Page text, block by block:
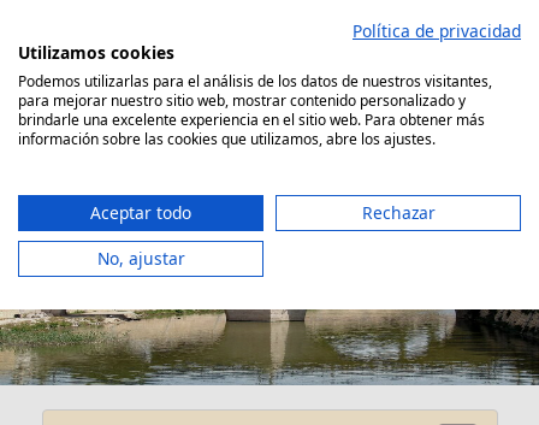
contenido
Comparador Seguro Decesos
Seguro decesos Yecla
Política de privacidad
Utilizamos cookies
Podemos utilizarlas para el análisis de los datos de nuestros visitantes,
para mejorar nuestro sitio web, mostrar contenido personalizado y
brindarle una excelente experiencia en el sitio web. Para obtener más
información sobre las cookies que utilizamos, abre los ajustes.
Aceptar todo
Rechazar
No, ajustar